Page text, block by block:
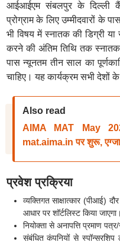
आईआईएम संबलपुर के दिल्ली
प्रोग्राम के लिए उम्मीदवारों के
भी विषय में स्नातक की डिग्री
करने की अंतिम तिथि तक
पास न्यूनतम तीन साल का
चाहिए। यह कार्यक्रम सभी देशों
Also read
AIMA MAT May
mat.aima.in पर शुरू,
प्रवेश प्रक्रिया
व्यक्तिगत साक्षात्कार (पीआई)
आधार पर शॉर्टलिस्ट किया जाएगा।
नियोक्ता से अनापत्ति प्रमाण
संबंधित कंपनियों से